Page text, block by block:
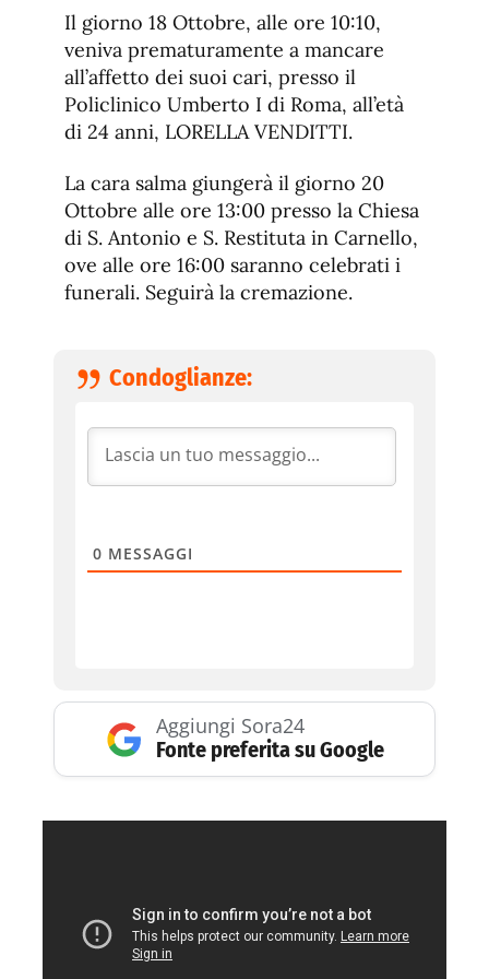
de
fuente
de
fuente.
Il giorno 18 Ottobre, alle ore 10:10,
veniva prematuramente a mancare
all’affetto dei suoi cari, presso il
Policlinico Umberto I di Roma, all’età
di 24 anni, LORELLA VENDITTI.
La cara salma giungerà il giorno 20
Ottobre alle ore 13:00 presso la Chiesa
di S. Antonio e S. Restituta in Carnello,
ove alle ore 16:00 saranno celebrati i
funerali. Seguirà la cremazione.
Condoglianze:
0 MESSAGGI
Aggiungi Sora24
Fonte preferita su Google